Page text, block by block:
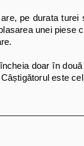
pe durata
unei piese
doar în
este